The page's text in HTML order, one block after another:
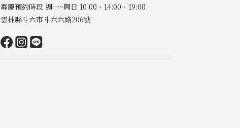
專屬預約時段 週一~周日 10:00、14:00、19:00
雲林縣斗六市斗六六路206號